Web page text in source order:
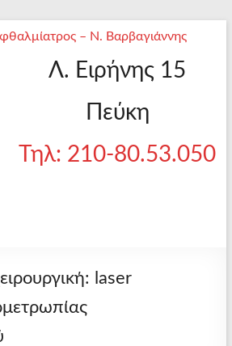
Λ. Ειρήνης 15
Πεύκη
Τηλ: 210-80.53.050
laser